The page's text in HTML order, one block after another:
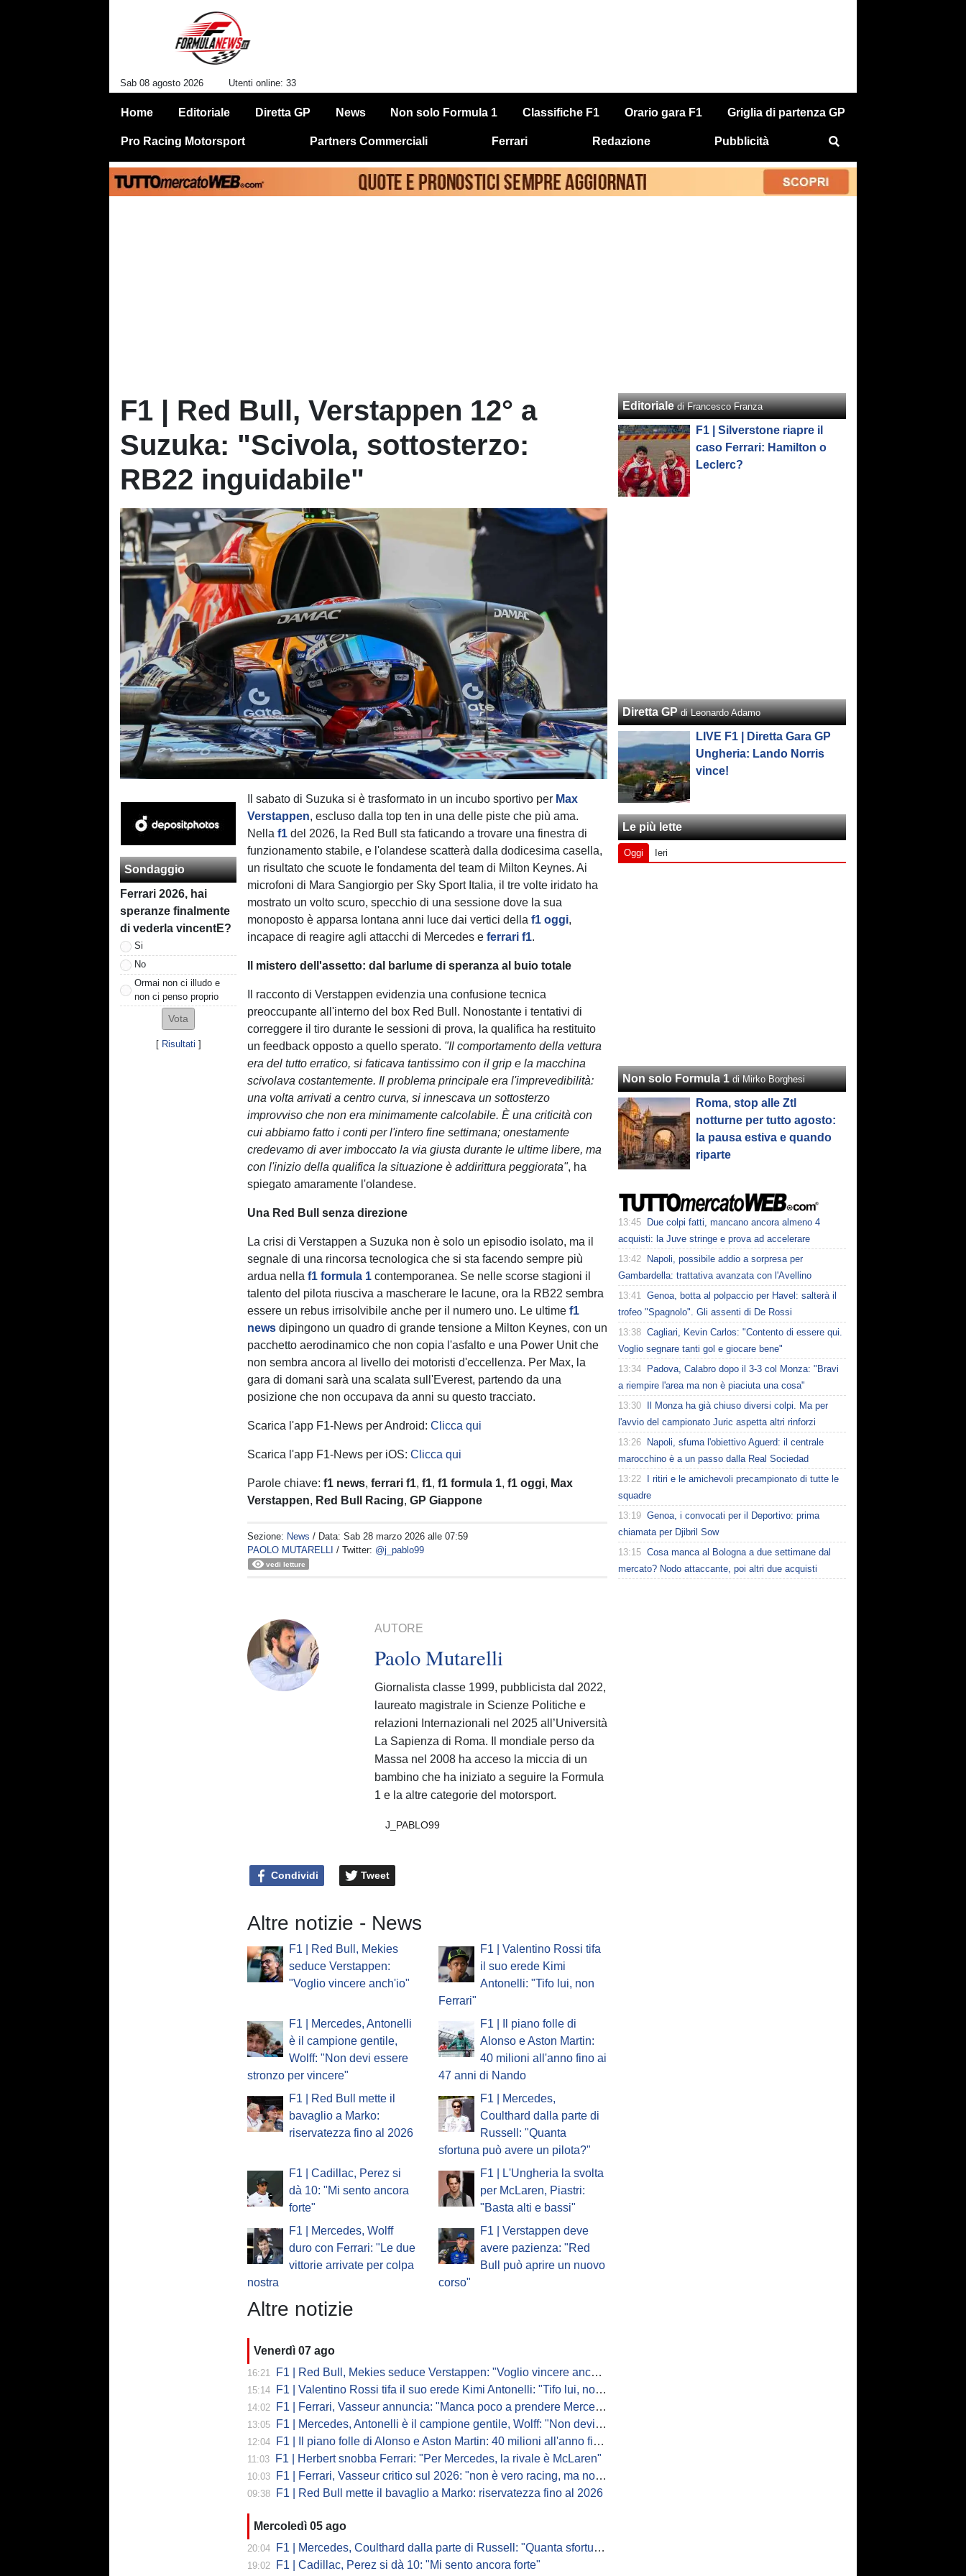
Sab 08 agosto 2026 Utenti online: 33
Home Editoriale Diretta GP News Non solo Formula 1 Classifiche F1 Orario gara F1 Griglia di partenza GP
Pro Racing Motorsport Partners Commerciali Ferrari Redazione Pubblicità
F1 | Red Bull, Verstappen 12° a
Suzuka: "Scivola, sottosterzo:
RB22 inguidabile"
Sondaggio
Ferrari 2026, hai
speranze finalmente
di vederla vincentE?
Si
No
Ormai non ci illudo e
non ci penso proprio
[ Risultati ]
Il sabato di Suzuka si è trasformato in un incubo sportivo per Max
Verstappen, escluso dalla top ten in una delle piste che più ama.
Nellaf1 del 2026, la Red Bull sta faticando a trovare una finestra di
funzionamento stabile, e l'olandese scatterà dalla dodicesima casella,
un risultato che scuote le fondamenta del team di Milton Keynes. Ai
microfoni di Mara Sangiorgio per Sky Sport Italia, il tre volte iridato ha
mostrato un volto scuro, specchio di una sessione dove la sua
monoposto è apparsa lontana anni luce dai vertici dellaf1 oggi,
incapace di reagire agli attacchi di Mercedes eferrari f1.
Il mistero dell'assetto: dal barlume di speranza al buio totale
Il racconto di Verstappen evidenzia una confusione tecnica
preoccupante all'interno del box Red Bull. Nonostante i tentativi di
correggere il tiro durante le sessioni di prova, la qualifica ha restituito
un feedback opposto a quello sperato. "Il comportamento della vettura
era del tutto erratico, si faticava tantissimo con il grip e la macchina
scivolava costantemente. Il problema principale era l'imprevedibilità:
una volta arrivati a centro curva, si innescava un sottosterzo
improvviso che non era minimamente calcolabile. È una criticità con
cui abbiamo fatto i conti per l'intero fine settimana; onestamente
credevamo di aver imboccato la via giusta durante le ultime libere, ma
con l'inizio della qualifica la situazione è addirittura peggiorata", ha
spiegato amaramente l'olandese.
Una Red Bull senza direzione
La crisi di Verstappen a Suzuka non è solo un episodio isolato, ma il
segnale di una rincorsa tecnologica che si sta facendo sempre più
ardua nellaf1 formula 1 contemporanea. Se nelle scorse stagioni il
talento del pilota riusciva a mascherare le lacune, ora la RB22 sembra
essere un rebus irrisolvibile anche per il numero uno. Le ultimef1
news dipingono un quadro di grande tensione a Milton Keynes, con un
pacchetto aerodinamico che non copia l'asfalto e una Power Unit che
non sembra ancora al livello dei motoristi d'eccellenza. Per Max, la
gara di domani sarà una scalata sull'Everest, partendo da una
posizione che non occupava da anni su questo tracciato.
Scarica l'app F1-News per Android:Clicca qui
Scarica l'app F1-News per iOS:Clicca qui
Parole chiave:f1 news,ferrari f1,f1,f1 formula 1,f1 oggi, Max
Verstappen, Red Bull Racing,GP Giappone
Sezione: News / Data:Sab 28 marzo 2026 alle 07:59
PAOLO MUTARELLI / Twitter: @j_pablo99
vedi letture
AUTORE
Paolo Mutarelli
Giornalista classe 1999, pubblicista dal 2022,
laureato magistrale in Scienze Politiche e
relazioni Internazionali nel 2025 all’Università
La Sapienza di Roma. Il mondiale perso da
Massa nel 2008 ha acceso la miccia di un
bambino che ha iniziato a seguire la Formula
1 e la altre categorie del motorsport.
J_PABLO99
Condividi Tweet
Altre notizie - News
F1 | Red Bull, Mekies
seduce Verstappen:
"Voglio vincere anch'io"
F1 | Valentino Rossi tifa
il suo erede Kimi
Antonelli: "Tifo lui, non
Ferrari"
F1 | Mercedes, Antonelli
è il campione gentile,
Wolff: "Non devi essere
stronzo per vincere"
F1 | Il piano folle di
Alonso e Aston Martin:
40 milioni all'anno fino ai
47 anni di Nando
F1 | Red Bull mette il
bavaglio a Marko:
riservatezza fino al 2026
F1 | Mercedes,
Coulthard dalla parte di
Russell: "Quanta
sfortuna può avere un pilota?"
F1 | Cadillac, Perez si
dà 10: "Mi sento ancora
forte"
F1 | L'Ungheria la svolta
per McLaren, Piastri:
"Basta alti e bassi"
F1 | Mercedes, Wolff
duro con Ferrari: "Le due
vittorie arrivate per colpa
nostra
F1 | Verstappen deve
avere pazienza: "Red
Bull può aprire un nuovo
corso"
Altre notizie
Venerdì 07 ago
16:21 F1 | Red Bull, Mekies seduce Verstappen: "Voglio vincere anch'io"
15:14 F1 | Valentino Rossi tifa il suo erede Kimi Antonelli: "Tifo lui, non Ferrari"
14:02 F1 | Ferrari, Vasseur annuncia: "Manca poco a prendere Mercedes, ma non basterà l'ADUO"
13:05 F1 | Mercedes, Antonelli è il campione gentile, Wolff: "Non devi essere stronzo per vincere"
12:04 F1 | Il piano folle di Alonso e Aston Martin: 40 milioni all'anno fino ai 47 anni di Nando
11:03 F1 | Herbert snobba Ferrari: "Per Mercedes, la rivale è McLaren"
10:03 F1 | Ferrari, Vasseur critico sul 2026: "non è vero racing, ma non è artificiale"
09:38 F1 | Red Bull mette il bavaglio a Marko: riservatezza fino al 2026
Mercoledì 05 ago
20:04 F1 | Mercedes, Coulthard dalla parte di Russell: "Quanta sfortuna può avere un pilota?"
19:02 F1 | Cadillac, Perez si dà 10: "Mi sento ancora forte"
Editoriale di Francesco Franza
F1 | Silverstone riapre il
caso Ferrari: Hamilton o
Leclerc?
Diretta GP di Leonardo Adamo
LIVE F1 | Diretta Gara GP
Ungheria: Lando Norris
vince!
Le più lette
Oggi Ieri
Non solo Formula 1 di Mirko Borghesi
Roma, stop alle Ztl
notturne per tutto agosto:
la pausa estiva e quando
riparte
13:45
Due colpi fatti, mancano ancora almeno 4
acquisti: la Juve stringe e prova ad accelerare
13:42
Napoli, possibile addio a sorpresa per
Gambardella: trattativa avanzata con l'Avellino
13:41 Genoa, botta al polpaccio per Havel: salterà il
trofeo "Spagnolo". Gli assenti di De Rossi
13:38 Cagliari, Kevin Carlos: "Contento di essere qui.
Voglio segnare tanti gol e giocare bene"
13:34
Padova, Calabro dopo il 3-3 col Monza: "Bravi
a riempire l'area ma non è piaciuta una cosa"
13:30
Il Monza ha già chiuso diversi colpi. Ma per
l'avvio del campionato Juric aspetta altri rinforzi
13:26
Napoli, sfuma l'obiettivo Aguerd: il centrale
marocchino è a un passo dalla Real Sociedad
13:22
I ritiri e le amichevoli precampionato di tutte le
squadre
13:19 Genoa, i convocati per il Deportivo: prima
chiamata per Djibril Sow
13:15 Cosa manca al Bologna a due settimane dal
mercato? Nodo attaccante, poi altri due acquisti